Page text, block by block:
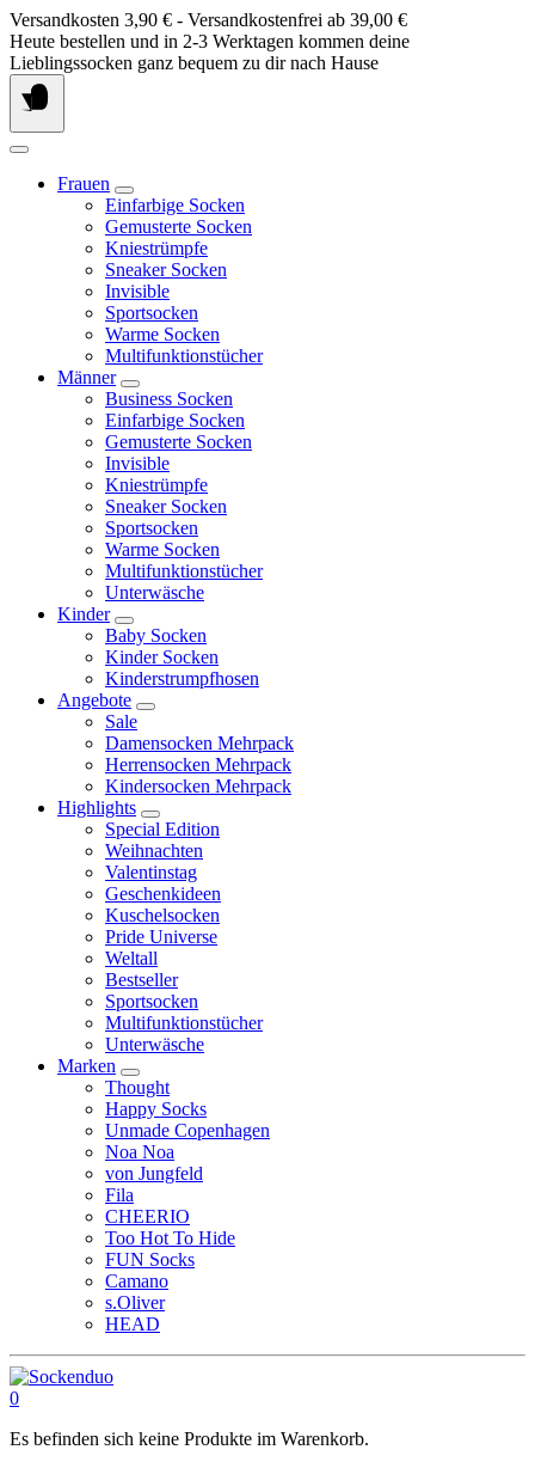
Springe
zum
Inhalt
Versandkosten 3,90 € - Versandkostenfrei ab 39,00 €
Heute bestellen und in 2-3 Werktagen kommen deine
Lieblingssocken ganz bequem zu dir nach Hause
Frauen
Einfarbige Socken
Gemusterte Socken
Kniestrümpfe
Sneaker Socken
Invisible
Sportsocken
Warme Socken
Multifunktionstücher
Männer
Business Socken
Einfarbige Socken
Gemusterte Socken
Invisible
Kniestrümpfe
Sneaker Socken
Sportsocken
Warme Socken
Multifunktionstücher
Unterwäsche
Kinder
Baby Socken
Kinder Socken
Kinderstrumpfhosen
Angebote
Sale
Damensocken Mehrpack
Herrensocken Mehrpack
Kindersocken Mehrpack
Highlights
Special Edition
Weihnachten
Valentinstag
Geschenkideen
Kuschelsocken
Pride Universe
Weltall
Bestseller
Sportsocken
Multifunktionstücher
Unterwäsche
Marken
Thought
Happy Socks
Unmade Copenhagen
Noa Noa
von Jungfeld
Fila
CHEERIO
Too Hot To Hide
FUN Socks
Camano
s.Oliver
HEAD
0
Es befinden sich keine Produkte im Warenkorb.